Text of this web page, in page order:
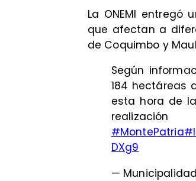
La ONEMI
que afectan a
de Coquimbo y
Según
184 hectáreas
esta hora de
#MontePatria
DXg9
— Municipalidad